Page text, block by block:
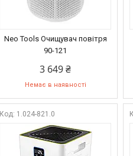
Neo Tools Очищувач повітря
90-121
3 649 ₴
Немає в наявності
1.024-821.0